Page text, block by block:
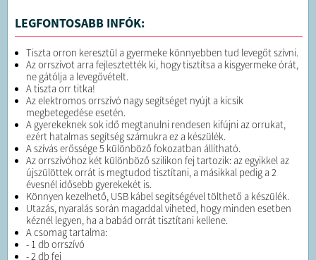
LEGFONTOSABB INFÓK:
Tiszta orron keresztül a gyermeke könnyebben tud levegőt szívni.
Az orrszívot arra fejlesztették ki, hogy tisztítsa a kisgyermeke órát,
ne gátólja a levegővételt.
A tiszta orr titka! ​
Az elektromos orrszívó nagy segítséget nyújt a kicsik
megbetegedése esetén.
A gyerekeknek sok idő megtanulni rendesen kifújni az orrukat,
ezért hatalmas segítség számukra ez a készülék.
A szívás erőssége 5 különböző fokozatban állítható.
Az orrszívóhoz két különböző szilikon fej tartozik: az egyikkel az
újszülöttek orrát is megtudod tisztítani, a másikkal pedig a 2
évesnél idősebb gyerekekét is.
Könnyen kezelhető, USB kábel segítségével tölthető a készülék.
Utazás, nyaralás során magaddal viheted, hogy minden esetben
kéznél legyen, ha a babád orrát tisztítani kellene.
A csomag tartalma:
- 1 db orrszívó
- 2 db fej